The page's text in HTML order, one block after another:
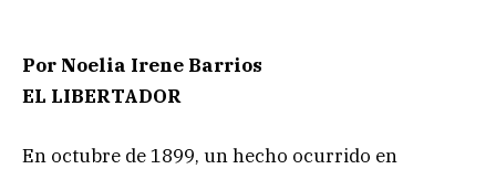
Por Noelia Irene Barrios
EL LIBERTADOR
En octubre de 1899, un hecho ocurrido en